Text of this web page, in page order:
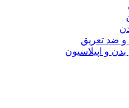
و ضد تعریق
و اپیلاسیون